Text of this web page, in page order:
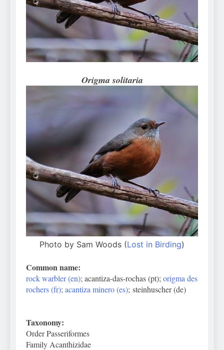
Can Bulldogs Play Fetch?
And How to Train Them!
How Often Do I Need to
Groom My Bulldog
7 Năm Ago
Origma solitaria
Photo by Sam Woods (Lost in Birding)
Common name:
rock warbler (en); acantiza-das-rochas (pt); origma des
rochers (fr); acantiza minero (es); steinhuscher (de)
Taxonomy:
Order Passeriformes
Family Acanthizidae